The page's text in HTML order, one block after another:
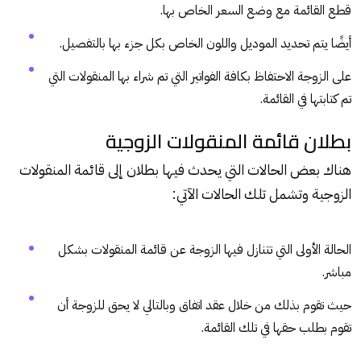
قطع القائمة مع وضع السعر الخاص بها.
أيضًا يتم تحديد الموديل واللون الخاص بكل جزء بها بالتفصيل.
على الزوجة الاحتفاظ بكافة الفواتير التي تم شراء بها المنقولات التي
تم كتابتها في القائمة.
بطلان قائمة المنقولات الزوجية
هناك بعض الحالات التي يحدث فيها بطلان إلى قائمة المنقولات
الزوجية وتشمل تلك الحالات الآتي:
الحالة الأولى التي تتنازل فيها الزوجة عن قائمة المنقولات بشكل
مباشر.
حيث تقوم بذلك من خلال عقد اتفاق وبالتالي لا يحق للزوجة أن
تقوم بطلب حقها في تلك القائمة.